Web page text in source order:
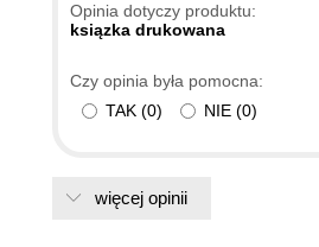
Opinia dotyczy produktu:
ksiązka drukowana
Czy opinia była pomocna:
TAK (0) NIE (0)
więcej opinii